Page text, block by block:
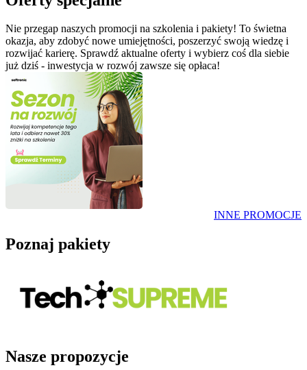
Nie przegap naszych promocji na szkolenia i pakiety! To świetna
okazja, aby zdobyć nowe umiejętności, poszerzyć swoją wiedzę i
rozwijać karierę. Sprawdź aktualne oferty i wybierz coś dla siebie
już dziś - inwestycja w rozwój zawsze się opłaca!
INNE PROMOCJE
Poznaj pakiety
Nasze propozycje